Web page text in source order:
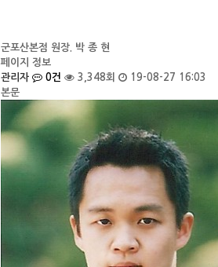
군포산본점 원장. 박 종 현
페이지 정보
관리자
0건 3,348회
19-08-27 16:03
본문